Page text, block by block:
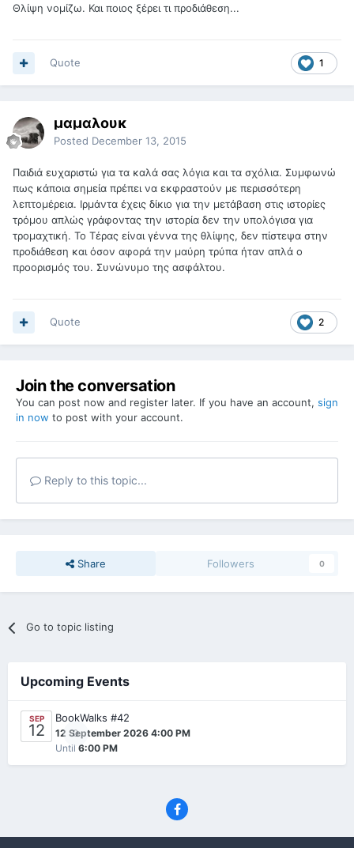
Θλίψη νομίζω. Και ποιος ξέρει τι προδιάθεση...
1
Quote
μαμαλουκ
Posted December 13, 2015
Παιδιά ευχαριστώ για τα καλά σας λόγια και τα σχόλια. Συμφωνώ
πως κάποια σημεία πρέπει να εκφραστούν με περισσότερη
λεπτομέρεια. Ιρμάντα έχεις δίκιο για την μετάβαση στις ιστορίες
τρόμου απλώς γράφοντας την ιστορία δεν την υπολόγισα για
τρομαχτική. Το Τέρας είναι γέννα της θλίψης, δεν πίστεψα στην
προδιάθεση και όσον αφορά την μαύρη τρύπα ήταν απλά ο
προορισμός του. Συνώνυμο της ασφάλτου.
2
Quote
Join the conversation
You can post now and register later. If you have an account, sign
in now to post with your account.
Reply to this topic...
Share Followers 0
Go to topic listing
Upcoming Events
SEP
12 0
BookWalks #42
12 September 2026 4:00 PM
Until 6:00 PM